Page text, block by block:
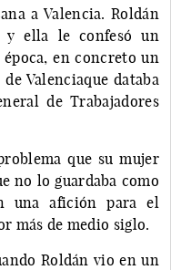
a Valencia. Roldán
y ella le confesó un
en concreto un
Valenciaque databa
de Trabajadores
que su mujer
no lo guardaba como
una afición para el
más de medio siglo.
Roldán vio en un